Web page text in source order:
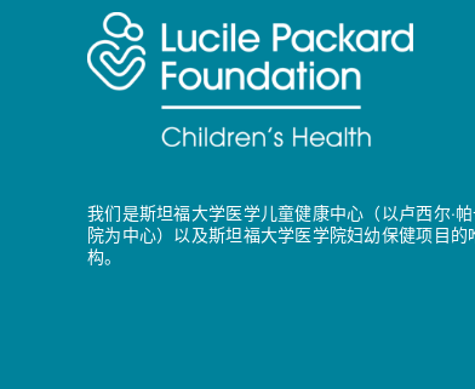
我们是斯坦福大学医学儿童健康中心（以卢西尔·
院为中心）以及斯坦福大学医学院妇幼保健项目的
构。